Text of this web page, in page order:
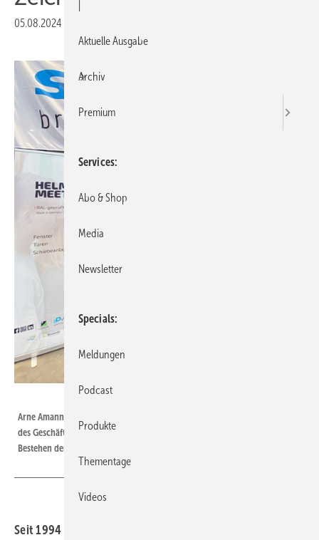
05.08.2024
Arne Amann (l.), Geschäftsführer von Helmut Meeth, und Guy Muller, Leiter
des Geschäftsbereichs Markt & Kunden bei Siegenia, feiern das 30-jährige
Bestehen der erfolgreichen Partnerschaft.
Seit 1994 arbeiten Helmut Meeth und Siegenia Hand in
Aktuelle Ausgabe
Archiv
Premium
Services
Abo & Shop
Media
Newsletter
Specials
Meldungen
Podcast
Produkte
Thementage
Videos